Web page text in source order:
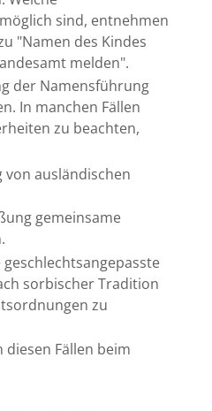
sind, entnehmen
"Namen des Kindes
melden".
der Namensführung
In manchen Fällen
zu beachten,
ausländischen
gemeinsame
sorbischer Tradition
zu
diesen Fällen beim